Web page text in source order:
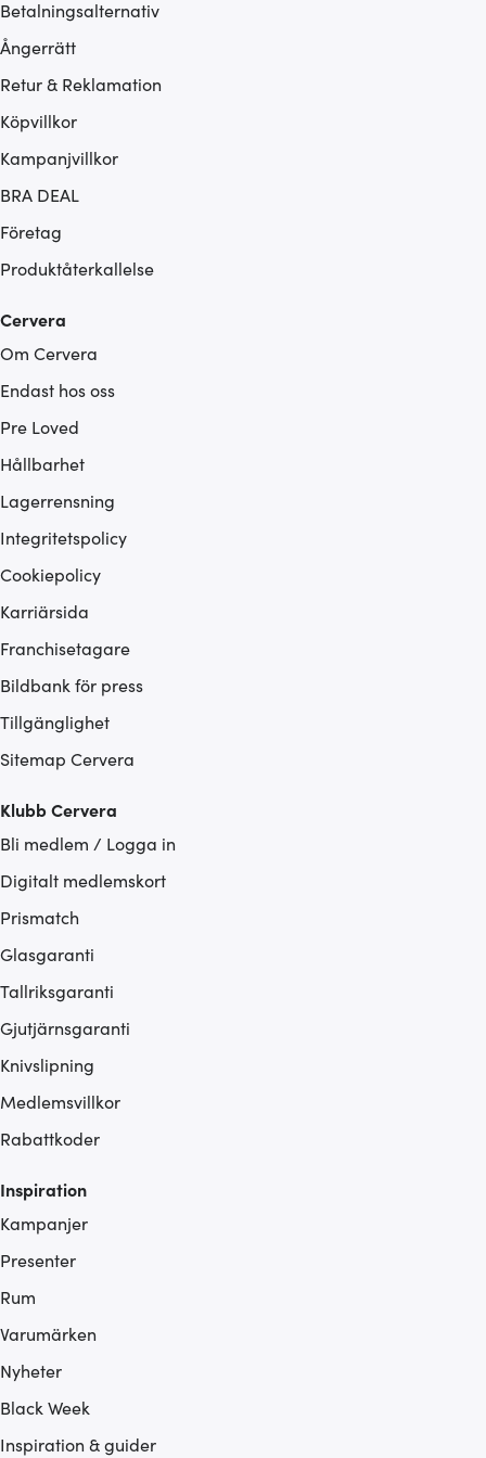
Betalningsalternativ
Ångerrätt
Retur & Reklamation
Köpvillkor
Kampanjvillkor
BRA DEAL
Företag
Produktåterkallelse
Cervera
Om Cervera
Endast hos oss
Pre Loved
Hållbarhet
Lagerrensning
Integritetspolicy
Cookiepolicy
Karriärsida
Franchisetagare
Bildbank för press
Tillgänglighet
Sitemap Cervera
Klubb Cervera
Bli medlem / Logga in
Digitalt medlemskort
Prismatch
Glasgaranti
Tallriksgaranti
Gjutjärnsgaranti
Knivslipning
Medlemsvillkor
Rabattkoder
Inspiration
Kampanjer
Presenter
Rum
Varumärken
Nyheter
Black Week
Inspiration & guider